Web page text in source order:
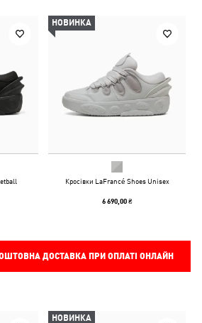
НОВИНКА
Кросівки LaFrancé Shoes Unisex
6 690,00 ₴
ДОСТАВКА ПРИ ОПЛАТІ ОНЛАЙН
НОВИНКА